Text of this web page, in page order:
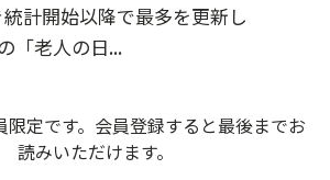
計開始以降で最多を更新し
「老人の日...
限定です。会員登録すると最後までお
読みいただけます。